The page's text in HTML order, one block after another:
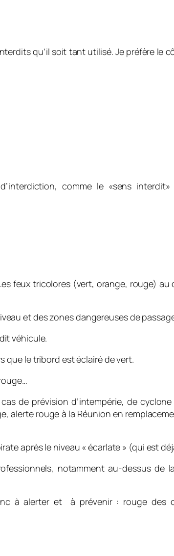
qu’il soit tant utilisé. Je préfère le
comme le «sens
feux tricolores (vert, orange, rouge)
et des zones dangereuses de
véhicule.
que le tribord est éclairé de vert.
de prévision d’intempérie, de
rouge à la Réunion en
après le niveau « écarlate » (qui est
notamment au-dessus de
à alerter et à prévenir : rouge des